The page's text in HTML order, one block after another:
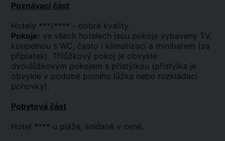
Poznávací část
Hotely ***/**** - dobré kvality.
Pokoje: ve všech hotelech jsou pokoje vybaveny TV,
koupelnou s WC, často i klimatizací a minibarem (za
příplatek). Třílůžkový pokoj je obvykle
dvoulůžkovým pokojem s přistýlkou (přistýlka je
obvykle v podobě polního lůžka nebo rozkládací
pohovky).
Pobytová část
Hotel **** u pláže, snídaně v ceně.